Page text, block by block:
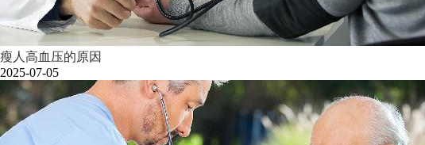
瘦人高血压的原因
2025-07-05